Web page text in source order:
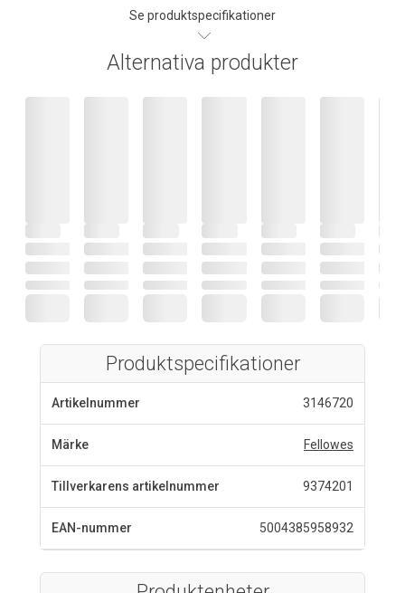
Se produktspecifikationer
Alternativa produkter
Produktspecifikationer
Artikelnummer 3146720
Märke Fellowes
Tillverkarens artikelnummer 9374201
EAN-nummer 5004385958932